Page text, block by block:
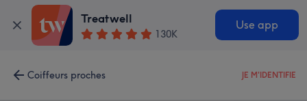
Treatwell
130K
Use app
Coiffeurs proches JE M'IDENTIFIE